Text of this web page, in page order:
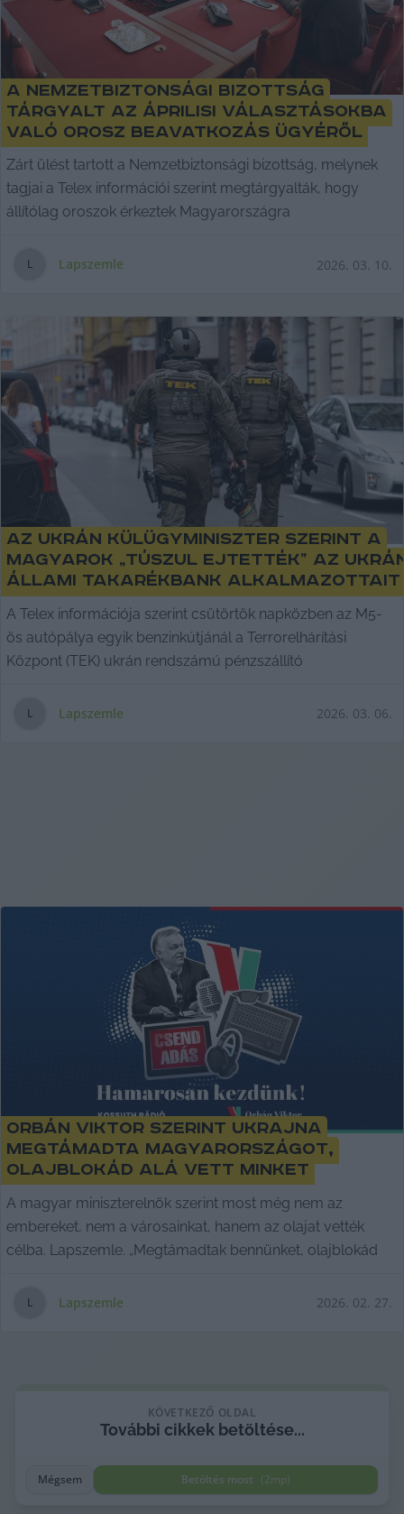
A Nemzetbiztonsági bizottság
tárgyalt az áprilisi választásokba
való orosz beavatkozás ügyéről
Zárt ülést tartott a Nemzetbiztonsági bizottság, melynek
tagjai a Telex információi szerint megtárgyalták, hogy
állítólag oroszok érkeztek Magyarországra
L Lapszemle 2026. 03. 10.
Az ukrán külügyminiszter szerint a
magyarok „túszul ejtették” az
állami takarékbank alkalmazottait
A Telex információja szerint csütörtök napközben az M5-
ös autópálya egyik benzinkútjánál a Terrorelhárítási
Központ (TEK) ukrán rendszámú pénzszállító
L Lapszemle 2026. 03. 06.
Orbán Viktor szerint Ukrajna
megtámadta Magyarországot,
olajblokád alá vett minket
A magyar miniszterelnök szerint most még nem az
embereket, nem a városainkat, hanem az olajat vették
célba. Lapszemle. „Megtámadtak bennünket, olajblokád
L Lapszemle 2026. 02. 27.
KÖVETKEZŐ OLDAL
További cikkekbetöltése...
Mégsem Betöltés most (2mp)